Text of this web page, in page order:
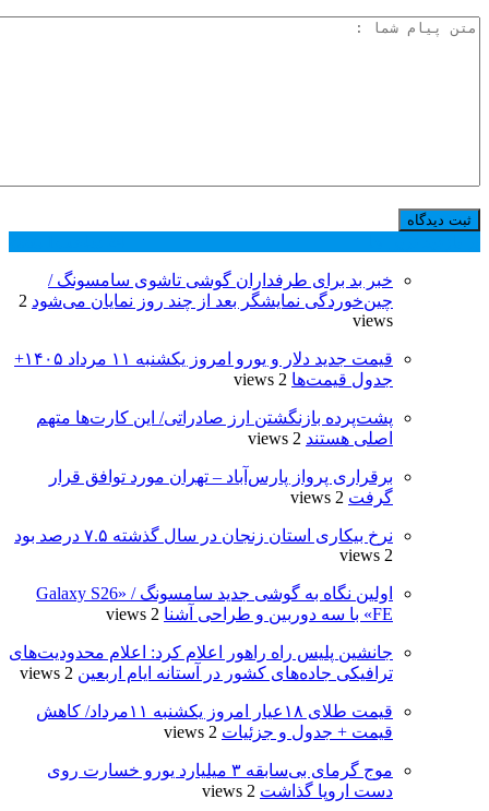
خبر بد برای طرفداران گوشی تاشوی سامسونگ /
چین‌خوردگی نمایشگر بعد از چند روز نمایان می‌شود 2
views
قیمت جدید دلار و یورو امروز یکشنبه ۱۱ مرداد ۱۴۰۵+
جدول قیمت‌ها 2 views
پشت‌پرده بازنگشتن ارز صادراتی/ این کارت‌ها متهم
اصلی هستند 2 views
برقراری پرواز پارس‌آباد – تهران مورد توافق قرار
گرفت 2 views
نرخ بیکاری استان زنجان در سال گذشته ۷.۵ درصد بود
2 views
اولین نگاه به گوشی جدید سامسونگ / «Galaxy S26
FE» با سه دوربین و طراحی آشنا
2 views
جانشین پلیس راه راهور اعلام کرد: اعلام محدودیت‌های
ترافیکی جاده‌های کشور در آستانه ایام اربعین 2 views
قیمت طلای ۱۸عیار امروز یکشنبه ۱۱مرداد/ کاهش
قیمت + جدول و جزئیات 2 views
موج گرمای بی‌سابقه ۳ میلیارد یورو خسارت روی
دست اروپا گذاشت 2 views